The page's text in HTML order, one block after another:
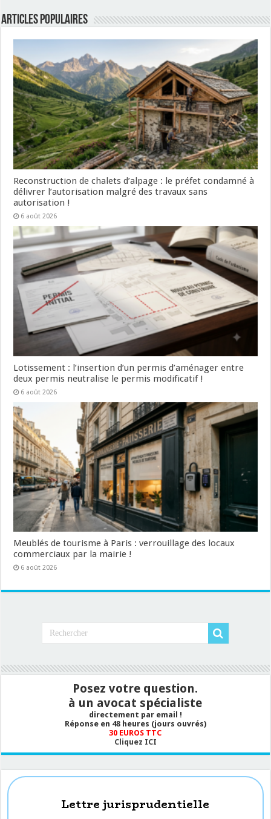
Articles populaires
Reconstruction de chalets d’alpage : le préfet condamné à
délivrer l’autorisation malgré des travaux sans
autorisation !
6 août 2026
Lotissement : l’insertion d’un permis d’aménager entre
deux permis neutralise le permis modificatif !
6 août 2026
Meublés de tourisme à Paris : verrouillage des locaux
commerciaux par la mairie !
6 août 2026
Posez votre question.
à un avocat spécialiste
directement par email !
Réponse en 48 heures (jours ouvrés)
30 EUROS TTC
Cliquez ICI
Lettre jurisprudentielle